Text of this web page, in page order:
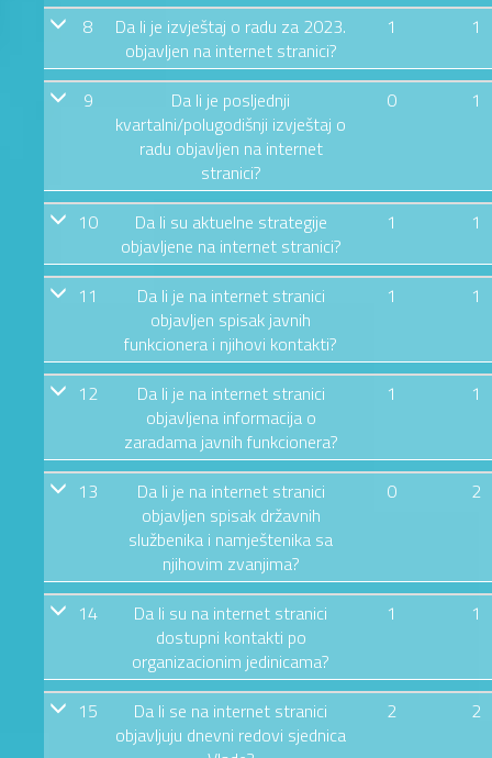
8
Da li je izvještaj o radu za 2023.
objavljen na internet stranici?
1 1
9
Da li je posljednji
kvartalni/polugodišnji izvještaj o
radu objavljen na internet
stranici?
0 1
10
Da li su aktuelne strategije
objavljene na internet stranici?
1 1
11
Da li je na internet stranici
objavljen spisak javnih
funkcionera i njihovi kontakti?
1 1
12
Da li je na internet stranici
objavljena informacija o
zaradama javnih funkcionera?
1 1
13
Da li je na internet stranici
objavljen spisak državnih
službenika i namještenika sa
njihovim zvanjima?
0 2
14
Da li su na internet stranici
dostupni kontakti po
organizacionim jedinicama?
1 1
15
Da li se na internet stranici
objavljuju dnevni redovi sjednica
2 2